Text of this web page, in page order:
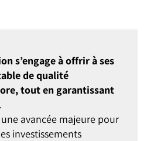
s’engage à offrir à ses
de qualité
tout en garantissant
.
avancée majeure pour
investissements